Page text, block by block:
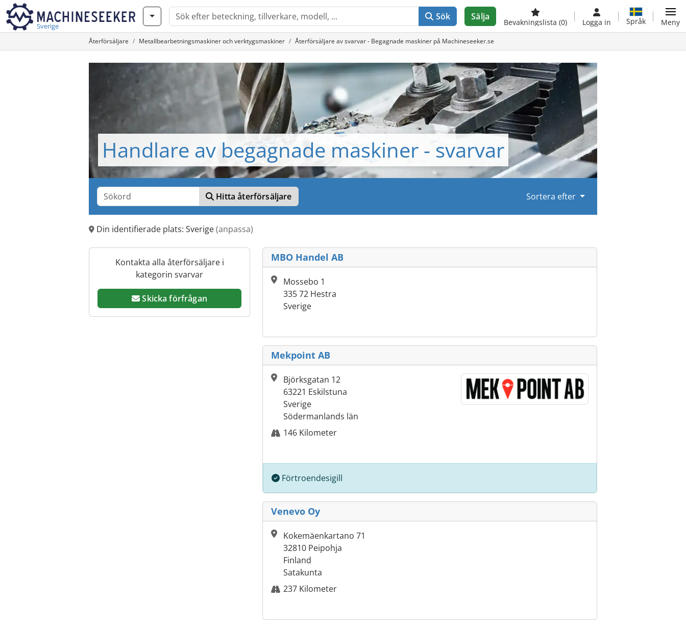
Sverige
Sök Sälja
Bevakningslista (0) Logga in Språk Meny
Återförsäljare Metallbearbetningsmaskiner och verktygsmaskiner Återförsäljare av svarvar - Begagnade maskiner på Machineseeker.se
Handlare av begagnade maskiner - svarvar
Hitta återförsäljare Sortera efter
Din identifierade plats: Sverige(anpassa)
Kontakta alla återförsäljare i
kategorin svarvar
Skicka förfrågan
MBO Handel AB
Mossebo 1
335 72 Hestra
Sverige
Mekpoint AB
Björksgatan 12
63221 Eskilstuna
Sverige
Södermanlands län
146 Kilometer
Förtroendesigill
Venevo Oy
Kokemäenkartano 71
32810 Peipohja
Finland
Satakunta
237 Kilometer